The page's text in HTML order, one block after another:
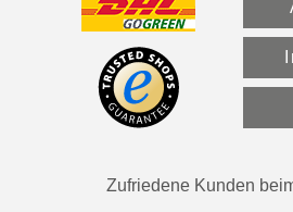
Zufriedene Kunden